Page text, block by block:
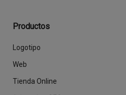
Productos
Logotipo
Web
Tienda Online